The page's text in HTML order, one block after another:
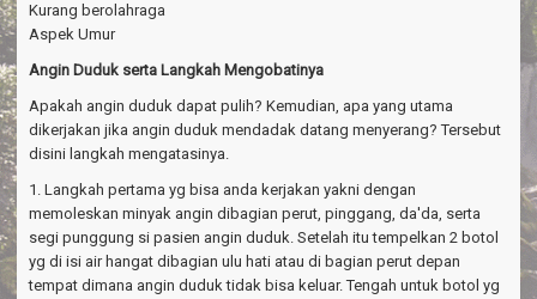
Kurang berolahraga
Aspek Umur
Angin Duduk serta Langkah Mengobatinya
Apakah angin duduk dapat pulih? Kemudian, apa yang utama
dikerjakan jika angin duduk mendadak datang menyerang? Tersebut
disini langkah mengatasinya.
1. Langkah pertama yg bisa anda kerjakan yakni dengan
memoleskan minyak angin dibagian perut, pinggang, da'da, serta
segi punggung si pasien angin duduk. Setelah itu tempelkan 2 botol
yg di isi air hangat dibagian ulu hati atau di bagian perut depan
tempat dimana angin duduk tidak bisa keluar. Tengah untuk botol yg